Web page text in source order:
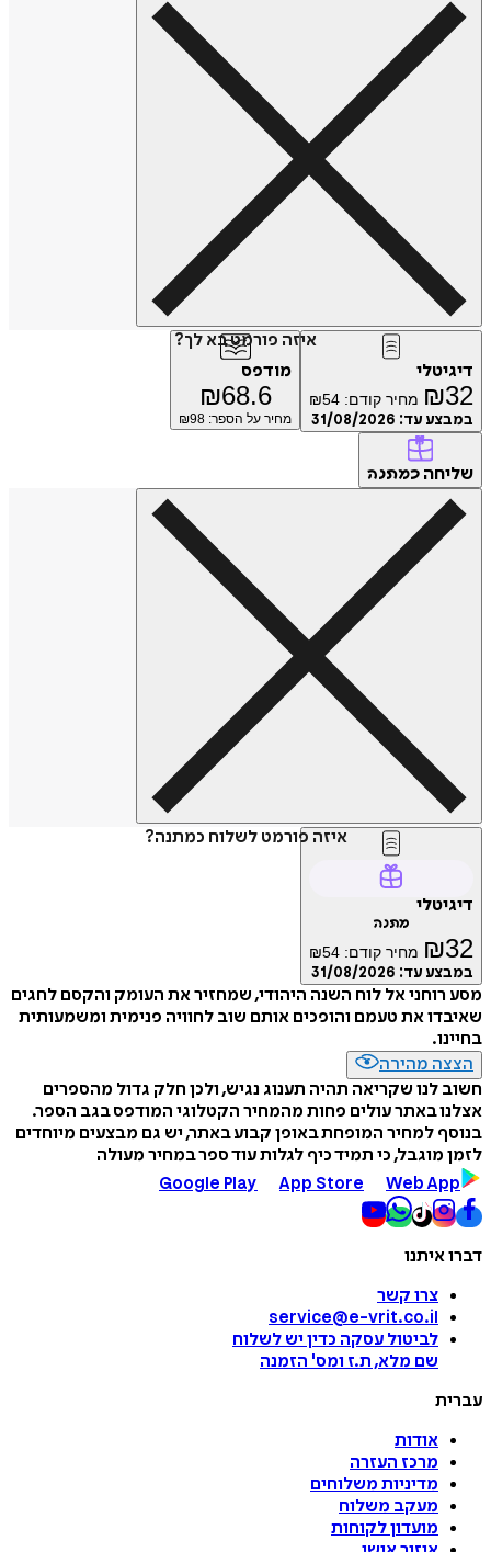
איזה פורמט בא לך?
דיגיטלי
₪32 מחיר קודם: ₪54
במבצע עד: 31/08/2026
מודפס
₪68.6
מחיר על הספר: ₪ 98
שליחה כמתנה
איזה פורמט לשלוח כמתנה?
דיגיטלי
מתנה
₪32 מחיר קודם: ₪54
במבצע עד: 31/08/2026
מסע רוחני אל לוח השנה היהודי, שמחזיר את העומק והקסם לחגים
שאיבדו את טעמם והופכים אותם שוב לחוויה פנימית ומשמעותית
בחיינו.
הצצה מהירה
חשוב לנו שקריאה תהיה תענוג נגיש, ולכן חלק גדול מהספרים
אצלנו באתר עולים פחות מהמחיר הקטלוגי המודפס בגב הספר.
בנוסף למחיר המופחת באופן קבוע באתר, יש גם מבצעים מיוחדים
לזמן מוגבל, כי תמיד כיף לגלות עוד ספר במחיר מעולה
Google Play
App Store Web App
דברו איתנו
צרו קשר
service@e-vrit.co.il
לביטול עסקה כדין יש לשלוח
שם מלא, ת.ז ומס' הזמנה
עברית
אודות
מרכז העזרה
מדיניות משלוחים
מעקב משלוח
מועדון לקוחות